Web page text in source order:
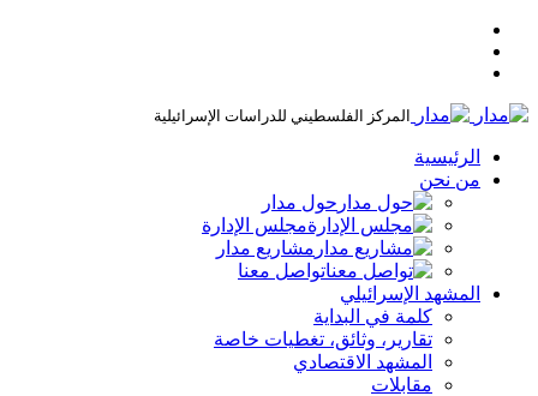
المركز الفلسطيني للدراسات الإسرائيلية
الرئيسية
من نحن
حول مدار
مجلس الإدارة
مشاريع مدار
تواصل معنا
المشهد الإسرائيلي
كلمة في البداية
تقارير، وثائق، تغطيات خاصة
المشهد الاقتصادي
مقابلات